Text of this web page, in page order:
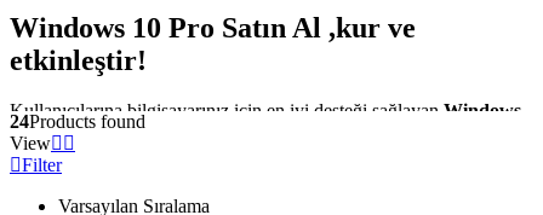
Windows 10 Pro Satın Al ,kur ve
etkinleştir!
Kullanıcılarına bilgisayarınız için en iyi desteği sağlayan Windows
10 Pro satın alve indir.
kolaylaştırmak ve arama sonuçlarını daha hızlı bulmak için gelişmiş
bir başlangıç menüsü ve arama çubuğu sağlar. Ek olarak, bu İşletim
Sistemi, daha sorunsuz İnternet gezintisi için Microsoft Edge ile
24Products found
View
Filter
Varsayılan Sıralama